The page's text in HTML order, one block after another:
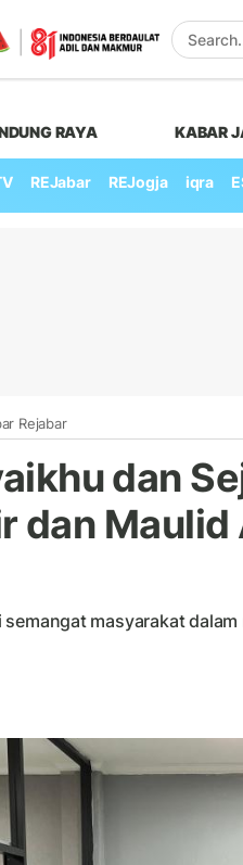
RAYA KABAR
REJabar REJogja iqra
Rejabar
dan
dan
masyarakat